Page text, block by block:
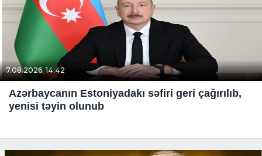
7.08.2026, 14:42
Azərbaycanın Estoniyadakı səfiri geri çağırılıb,
yenisi təyin olunub